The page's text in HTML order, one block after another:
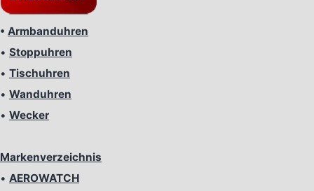
• Armbanduhren
• Stoppuhren
• Tischuhren
• Wanduhren
• Wecker
Markenverzeichnis
• AEROWATCH